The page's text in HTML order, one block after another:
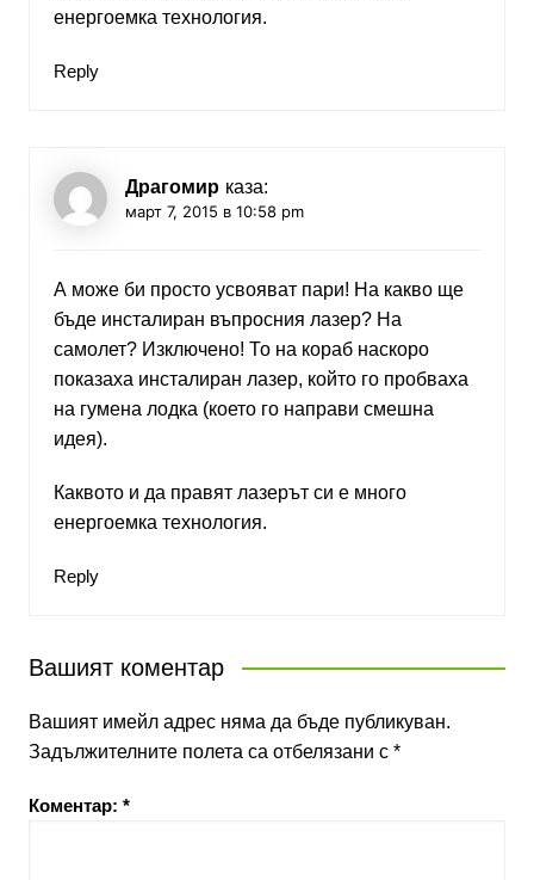
енергоемка технология.
Reply
Драгомир каза:
март 7, 2015 в 10:58 pm
А може би просто усвояват пари! На какво ще
бъде инсталиран въпросния лазер? На
самолет? Изключено! То на кораб наскоро
показаха инсталиран лазер, който го пробваха
на гумена лодка (което го направи смешна
идея).
Каквото и да правят лазерът си е много
енергоемка технология.
Reply
Вашият коментар
Вашият имейл адрес няма да бъде публикуван.
Задължителните полета са отбелязани с *
Коментар: *